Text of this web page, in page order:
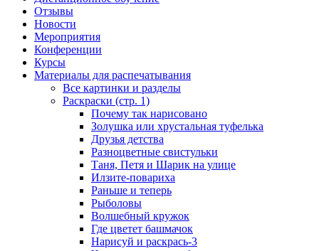
Отзывы
Новости
Мероприятия
Конференции
Курсы
Материалы для распечатывания
Все картинки и разделы
Раскраски (стр. 1)
Почему так нарисовано
Золушка или хрустальная туфелька
Друзья детства
Разноцветные свистульки
Таня, Петя и Шарик на улице
Илзите-повариха
Раньше и теперь
Рыболовы
Волшебный кружок
Где цветет башмачок
Нарисуй и раскрась-3